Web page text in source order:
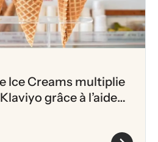
Ice Creams multiplie
grâce à l’aide